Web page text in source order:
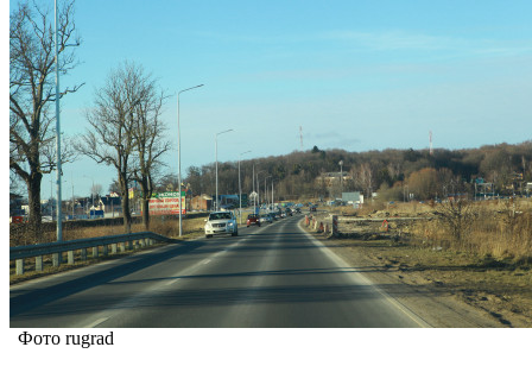
Фото rugrad